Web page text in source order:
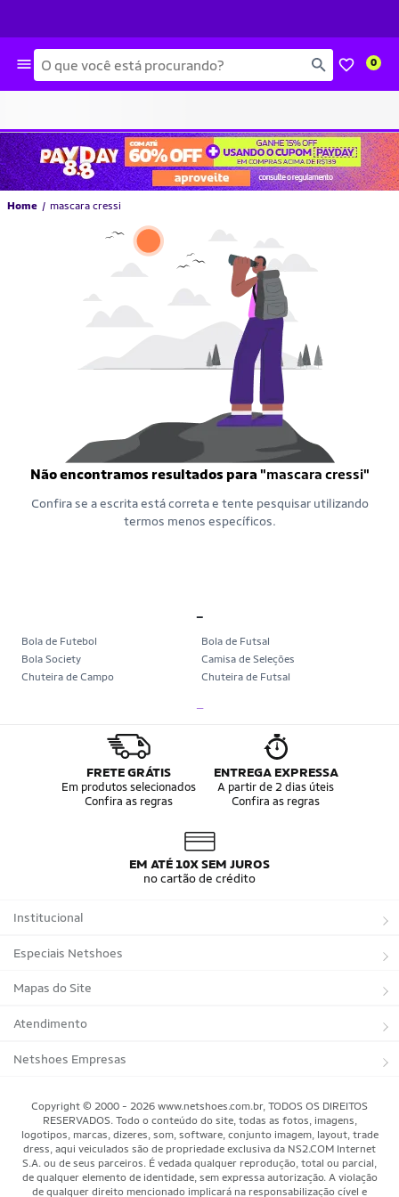
Busca 0
Home mascara cressi
Não encontramos resultados para"mascara cressi"
Confira se a escrita está correta e tente pesquisar utilizando
termos menos específicos.
Bola de Futebol
Bola de Futsal
Bola Society
Camisa de Seleções
Chuteira de Campo
Chuteira de Futsal
Tênis de Corrida Feminino
Bola da Copa
Mini Bola da Copa
Copa 2026
Álbum da Copa
Boné do Brasil
Bandeira do Brasil
Moletom Seleção Brasileira
Camisa do Brasil Feminina
Camisas Adidas Seleções Home
Bola Trionda Campo
FRETE GRÁTIS
Em produtos selecionados
Confira as regras
ENTREGA EXPRESSA
A partir de 2 dias úteis
Confira as regras
EM ATÉ 10X SEM JUROS
no cartão de crédito
Institucional
Sobre a Netshoes
Política de Privacidade
Programa de Afiliados
Regulamentos
Programa de Integridade
Blog
Black Friday Magalu
Especiais Netshoes
Suplementos
Corrida
Bicicletas
Basquete
Motorsport
Mapas do Site
Marcas
Tipos de Produtos
Atendimento
Trocas e devoluções
Minha Conta
Meus Pedidos
Pagamentos
Netshoes Empresas
Copyright © 2000 - 2026 www.netshoes.com.br, TODOS OS DIREITOS
RESERVADOS. Todo o conteúdo do site, todas as fotos, imagens,
logotipos, marcas, dizeres, som, software, conjunto imagem, layout, trade
dress, aqui veiculados são de propriedade exclusiva da NS2.COM Internet
S.A. ou de seus parceiros. É vedada qualquer reprodução, total ou parcial,
de qualquer elemento de identidade, sem expressa autorização. A violação
de qualquer direito mencionado implicará na responsabilização cível e